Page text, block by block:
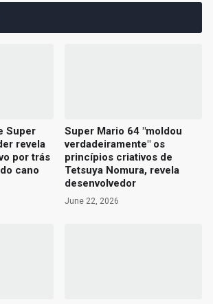
Super
revela
por trás
cano
Super Mario 64 "moldou
verdadeiramente" os
princípios criativos de
Tetsuya Nomura, revela
desenvolvedor
June 22, 2026